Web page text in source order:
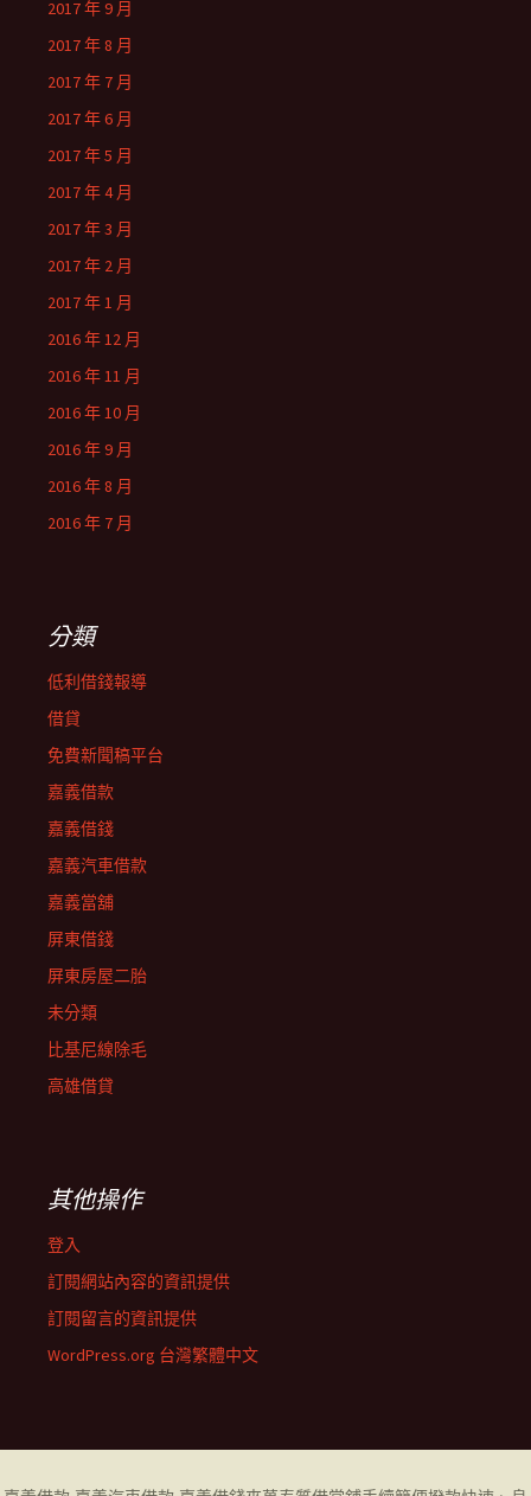
2017 年 9 月
2017 年 8 月
2017 年 7 月
2017 年 6 月
2017 年 5 月
2017 年 4 月
2017 年 3 月
2017 年 2 月
2017 年 1 月
2016 年 12 月
2016 年 11 月
2016 年 10 月
2016 年 9 月
2016 年 8 月
2016 年 7 月
分類
低利借錢報導
借貸
免費新聞稿平台
嘉義借款
嘉義借錢
嘉義汽車借款
嘉義當舖
屏東借錢
屏東房屋二胎
未分類
比基尼線除毛
高雄借貸
其他操作
登入
訂閱網站內容的資訊提供
訂閱留言的資訊提供
WordPress.org 台灣繁體中文